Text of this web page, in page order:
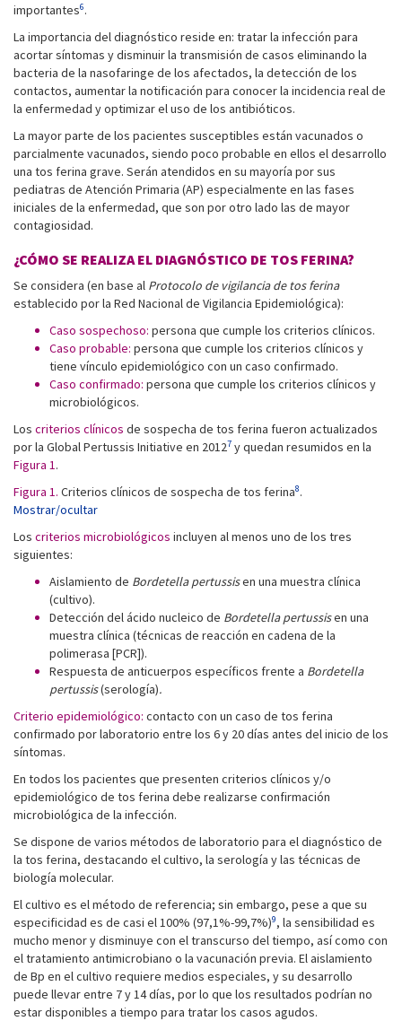
importantes6.
La importancia del diagnóstico reside en: tratar la infección para
acortar síntomas y disminuir la transmisión de casos eliminando la
bacteria de la nasofaringe de los afectados, la detección de los
contactos, aumentar la notificación para conocer la incidencia real de
la enfermedad y optimizar el uso de los antibióticos.
La mayor parte de los pacientes susceptibles están vacunados o
parcialmente vacunados, siendo poco probable en ellos el desarrollo
una tos ferina grave. Serán atendidos en su mayoría por sus
pediatras de Atención Primaria (AP) especialmente en las fases
iniciales de la enfermedad, que son por otro lado las de mayor
contagiosidad.
¿CÓMO SE REALIZA EL DIAGNÓSTICO DE TOS FERINA?
Se considera (en base al Protocolo de vigilancia de tos ferina
establecido por la Red Nacional de Vigilancia Epidemiológica):
Caso sospechoso: persona que cumple los criterios clínicos.
Caso probable: persona que cumple los criterios clínicos y
tiene vínculo epidemiológico con un caso confirmado.
Caso confirmado: persona que cumple los criterios clínicos y
microbiológicos.
Los criterios clínicos de sospecha de tos ferina fueron actualizados
por la Global Pertussis Initiative en 20127 y quedan resumidos en la
Figura 1.
Figura 1. Criterios clínicos de sospecha de tos ferina8.
Mostrar/ocultar
Los criterios microbiológicos incluyen al menos uno de los tres
siguientes:
Aislamiento de Bordetella pertussisen una muestra clínica
(cultivo).
Detección del ácido nucleico de Bordetella pertussisen una
muestra clínica (técnicas de reacción en cadena de la
polimerasa [PCR]).
Respuesta de anticuerpos específicos frente a Bordetella
pertussis(serología).
Criterio epidemiológico: contacto con un caso de tos ferina
confirmado por laboratorio entre los 6 y 20 días antes del inicio de los
síntomas.
En todos los pacientes que presenten criterios clínicos y/o
epidemiológico de tos ferina debe realizarse confirmación
microbiológica de la infección.
Se dispone de varios métodos de laboratorio para el diagnóstico de
la tos ferina, destacando el cultivo, la serología y las técnicas de
biología molecular.
El cultivo es el método de referencia; sin embargo, pese a que su
especificidad es de casi el 100% (97,1%-99,7%)9, la sensibilidad es
mucho menor y disminuye con el transcurso del tiempo, así como con
el tratamiento antimicrobiano o la vacunación previa. El aislamiento
de Bp en el cultivo requiere medios especiales, y su desarrollo
puede llevar entre 7 y 14 días, por lo que los resultados podrían no
estar disponibles a tiempo para tratar los casos agudos.